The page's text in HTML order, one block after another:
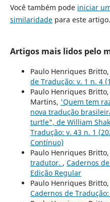
Você também pode iniciar
similaridadepara este artigo.
Artigos mais lidos pelo
Paulo Henriques Britto,
de Tradução: v. 1 n. 4
Paulo Henriques
Martins, 'Quem tem
nova tradução
turtle", de William
Tradução: v. 43 n. 1
Contínuo)
Paulo Henriques Britto,
tradutor. , Cadernos
Edição Regular
Paulo Henriques Britto,
Cadernos de